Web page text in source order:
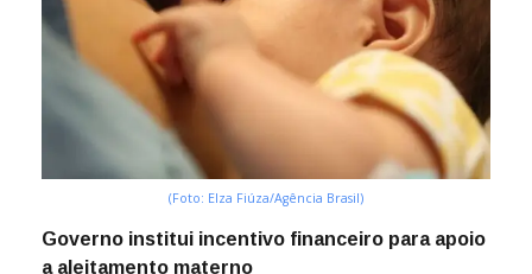
(Foto: Elza Fiúza/Agência Brasil)
Governo institui incentivo financeiro para apoio
a aleitamento materno